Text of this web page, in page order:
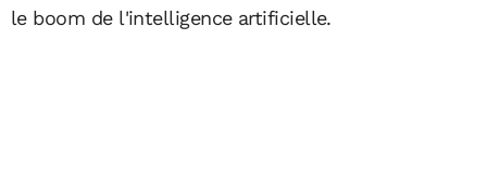
le boom de l'intelligence artificielle.